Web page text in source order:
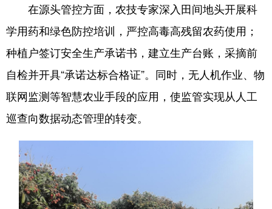
在源头管控方面，农技专家深入田间地头开展科
学用药和绿色防控培训，严控高毒高残留农药使用；
种植户签订安全生产承诺书，建立生产台账，采摘前
自检并开具“承诺达标合格证”。同时，无人机作业、物
联网监测等智慧农业手段的应用，使监管实现从人工
巡查向数据动态管理的转变。